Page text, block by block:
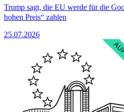
Trump sagt, die EU werde für die
hohen Preis“ zahlen
25.07.2026